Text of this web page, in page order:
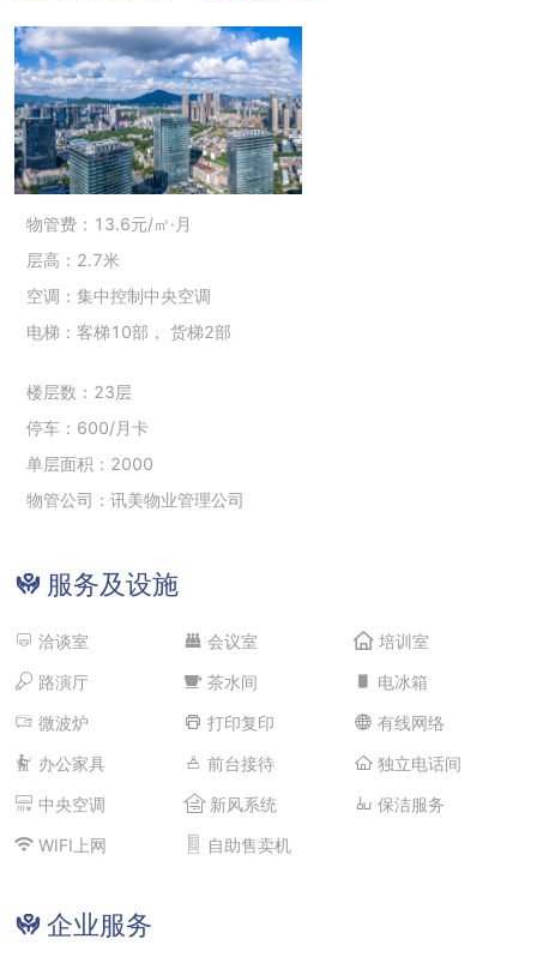
物管费：13.6元/㎡·月
层高：2.7米
空调：集中控制中央空调
电梯：客梯10部， 货梯2部
楼层数：23层
停车：600/月卡
单层面积：2000
物管公司：讯美物业管理公司
服务及设施
洽谈室 会议室
培训室
路演厅
茶水间
电冰箱
微波炉
打印复印
有线网络
办公家具
前台接待
独立电话间
中央空调
新风系统
保洁服务
WIFI上网
自助售卖机
企业服务